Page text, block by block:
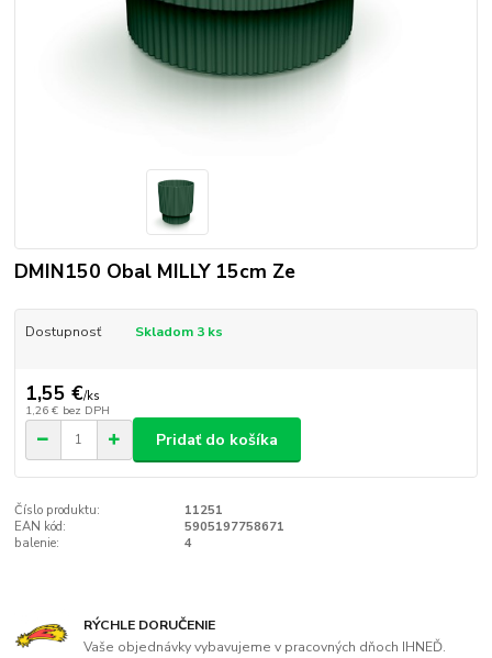
DMIN150 Obal MILLY 15cm Ze
Dostupnosť Skladom 3 ks
1,55 €/ks
1,26 € bez DPH
Pridať do košíka
Číslo produktu:
11251
EAN kód:
5905197758671
balenie:
4
RÝCHLE DORUČENIE
Vaše objednávky vybavujeme v pracovných dňoch IHNEĎ.